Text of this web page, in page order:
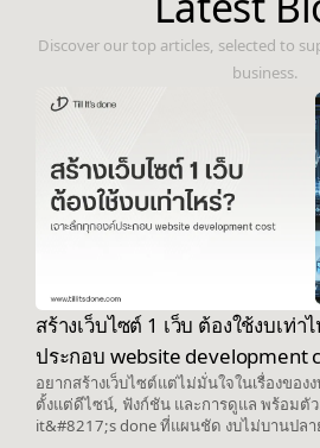
Discover our top articles, selected to
business.
สร้างเว็บไซต์ 1 เว็บ ต้องใช้งบเท่า
ประกอบ website development
อยากสร้างเว็บไซต์แต่ไม่มั่นใจในเรื่องของ
ตั้งแต่ดีไซน์, ฟังก์ชัน และการดูแล พร้อมตัว
it&#8217;s done ที่แผนชัด งบไม่บานปล